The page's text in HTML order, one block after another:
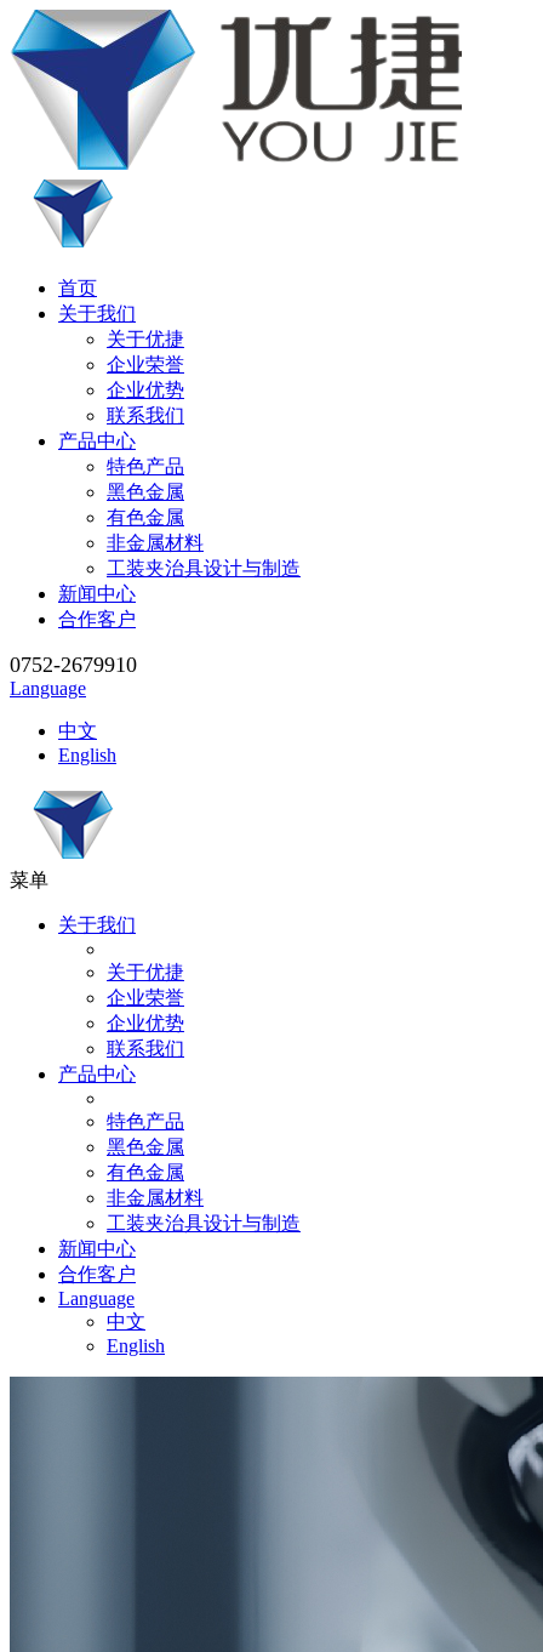
首页
关于我们
关于优捷
企业荣誉
企业优势
联系我们
产品中心
特色产品
黑色金属
有色金属
非金属材料
工装夹治具设计与制造
新闻中心
合作客户
0752-2679910
Language
中文
English
菜单
关于我们
关于优捷
企业荣誉
企业优势
联系我们
产品中心
特色产品
黑色金属
有色金属
非金属材料
工装夹治具设计与制造
新闻中心
合作客户
Language
中文
English